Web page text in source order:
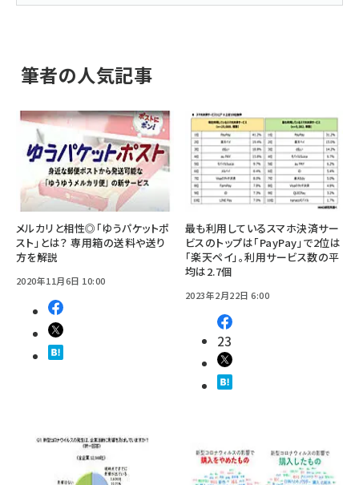
筆者の人気記事
メルカリと相性◎「ゆうパケットポ
スト」とは？ 専用箱の送料や送り
方を解説
2020年11月6日 10:00
最も利用しているスマホ決済サー
ビスのトップは「PayPay」で2位は
「楽天ペイ」。利用サービス数の平
均は2.7個
2023年2月22日 6:00
23